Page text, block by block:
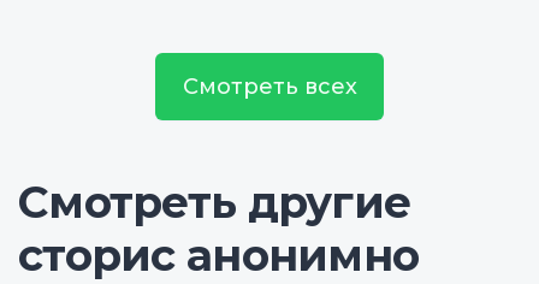
Смотреть всех
Смотреть другие
сторис анонимно